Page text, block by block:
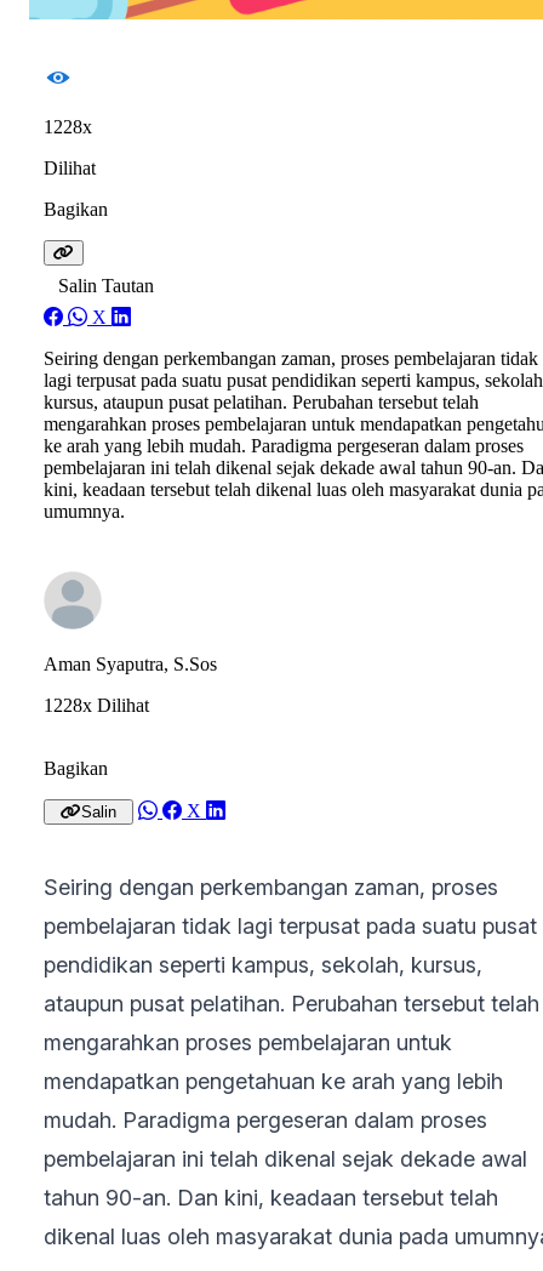
1228x
Dilihat
Bagikan
Salin Tautan
X
Seiring dengan perkembangan zaman, proses pembelajaran tidak
lagi terpusat pada suatu pusat pendidikan seperti kampus,
kursus, ataupun pusat pelatihan. Perubahan tersebut telah
mengarahkan proses pembelajaran untuk mendapatkan
ke arah yang lebih mudah. Paradigma pergeseran dalam proses
pembelajaran ini telah dikenal sejak dekade awal tahun 90-an.
kini, keadaan tersebut telah dikenal luas oleh masyarakat dunia
umumnya.
Aman Syaputra, S.Sos
1228x Dilihat
Bagikan
Salin X
Seiring dengan perkembangan zaman, proses
pembelajaran tidak lagi terpusat pada suatu pusat
pendidikan seperti kampus, sekolah, kursus,
ataupun pusat pelatihan. Perubahan tersebut telah
mengarahkan proses pembelajaran untuk
mendapatkan pengetahuan ke arah yang lebih
mudah. Paradigma pergeseran dalam proses
pembelajaran ini telah dikenal sejak dekade awal
tahun 90-an. Dan kini, keadaan tersebut telah
dikenal luas oleh masyarakat dunia pada